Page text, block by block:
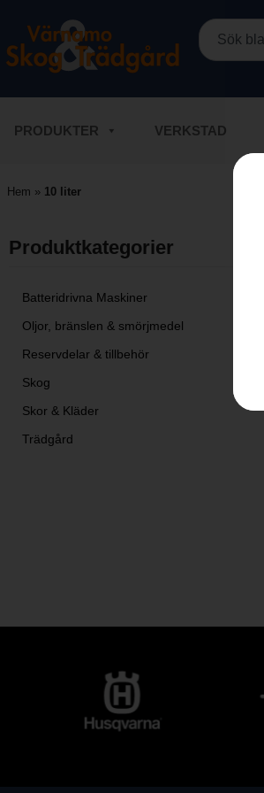
PRODUKTER VERKSTAD
Hem » 10 liter
Produktkategorier​
Batteridrivna Maskiner
Oljor, bränslen & smörjmedel
Reservdelar & tillbehör
Skog
Skor & Kläder
Trädgård